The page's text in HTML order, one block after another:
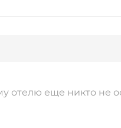
отелю еще никто не